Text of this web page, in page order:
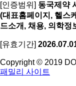
[인증범위] 동국제약
(대표홈페이지, 헬스
드소개, 채용, 의학정
[유효기간]
Copyright © 2019
패밀리 사이트